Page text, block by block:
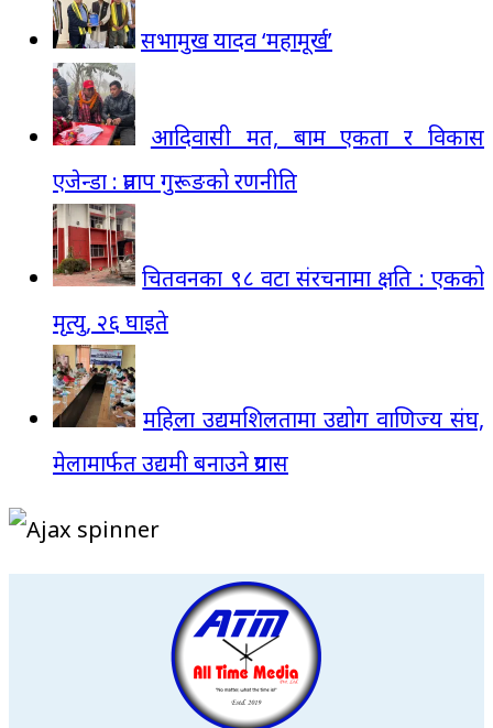
सभामुख यादव ‘महामूर्ख’
आदिवासी मत, बाम एकता र विकास
एजेन्डा : प्रताप गुरूङको रणनीति
चितवनका ९८ वटा संरचनामा क्षति : एकको
मृत्यु, २६ घाइते
महिला उद्यमशिलतामा उद्योग वाणिज्य संघ,
मेलामार्फत उद्यमी बनाउने प्रयास